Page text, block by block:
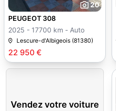
20
22 950 €
PEUGEOT 308
2025 - 17700 km - Auto
Lescure-d'Albigeois (81380)
Vendez votre voiture